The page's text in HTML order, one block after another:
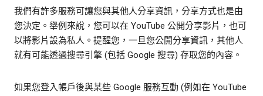
我們有許多服務可讓您與其他人分享資訊，分享方式也是由
您決定。舉例來說，您可以在 YouTube 公開分享影片，也可
以將影片設為私人。提醒您，一旦您公開分享資訊，其他人
就有可能透過搜尋引擎 (包括 Google 搜尋) 存取您的內容。
如果您登入帳戶後與某些 Google 服務互動 (例如在 YouTube